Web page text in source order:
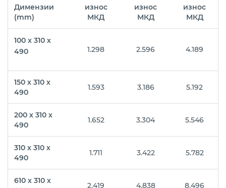
Димензии
(mm)
износ
МКД
износ
МКД
износ
МКД
100 х 310 х
490
1.298 2.596 4.189
150 х 310 х
490
1.593 3.186 5.192
200 х 310 х
490
1.652 3.304 5.546
310 х 310 х
490
1.711 3.422 5.782
610 х 310 х
2.419 4.838 8.496